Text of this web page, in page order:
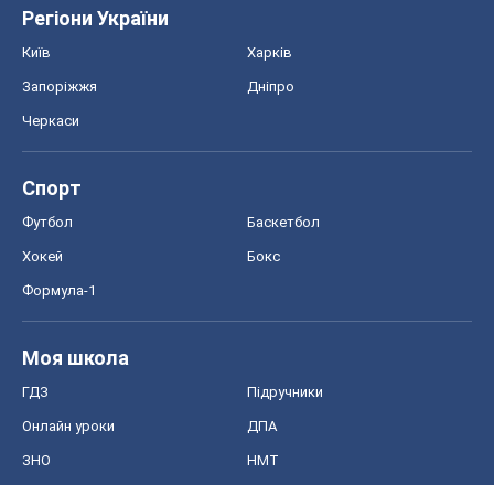
Регіони України
Київ Харків
Запоріжжя Дніпро
Черкаси
Спорт
Футбол Баскетбол
Хокей Бокс
Формула-1
Моя школа
ГДЗ Підручники
Онлайн уроки ДПА
ЗНО НМТ